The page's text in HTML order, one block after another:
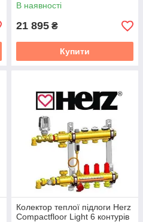
В наявності
21 895 ₴
Купити
Колектор теплої підлоги Herz
Compactfloor Light 6 контурів